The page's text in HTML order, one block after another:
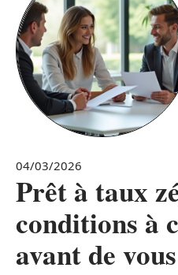
04/03/2026
Prêt à taux
conditions à
avant de